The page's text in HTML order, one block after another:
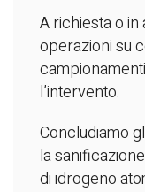
A richiesta o
operazioni su
l’intervento.
Concludiamo
la
di idrogeno